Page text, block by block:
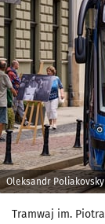
Oleksandr Poliakovsky
Tramwaj im.